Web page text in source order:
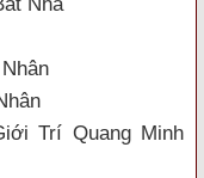
Trí Quang Minh